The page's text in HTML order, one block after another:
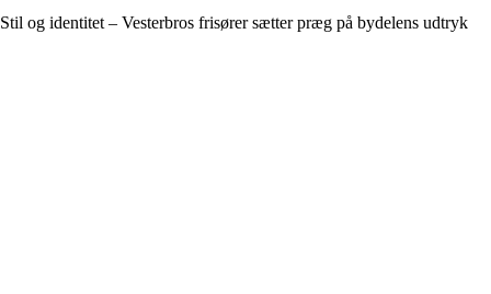
Stil og identitet – Vesterbros frisører sætter præg på bydelens udtryk